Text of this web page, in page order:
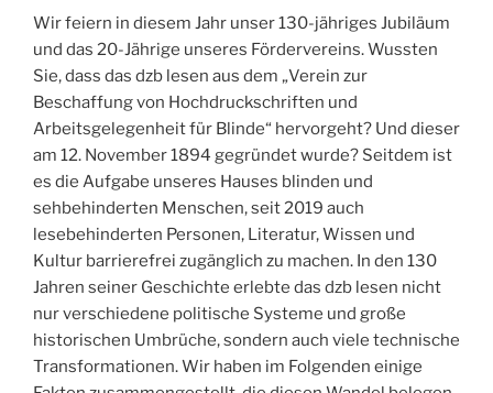
Wir feiern in diesem Jahr unser 130-jähriges Jubiläum
und das 20-Jährige unseres Fördervereins. Wussten
Sie, dass das dzb lesen aus dem „Verein zur
Beschaffung von Hochdruckschriften und
Arbeitsgelegenheit für Blinde“ hervorgeht? Und dieser
am 12. November 1894 gegründet wurde? Seitdem ist
es die Aufgabe unseres Hauses blinden und
sehbehinderten Menschen, seit 2019 auch
lesebehinderten Personen, Literatur, Wissen und
Kultur barrierefrei zugänglich zu machen. In den 130
Jahren seiner Geschichte erlebte das dzb lesen nicht
nur verschiedene politische Systeme und große
historischen Umbrüche, sondern auch viele technische
Transformationen. Wir haben im Folgenden einige